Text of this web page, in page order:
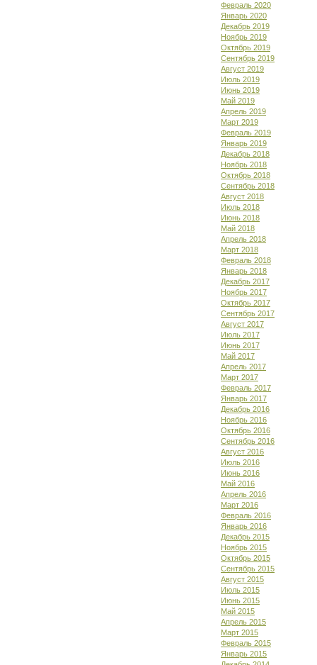
Февраль 2020
Январь 2020
Декабрь 2019
Ноябрь 2019
Октябрь 2019
Сентябрь 2019
Август 2019
Июль 2019
Июнь 2019
Май 2019
Апрель 2019
Март 2019
Февраль 2019
Январь 2019
Декабрь 2018
Ноябрь 2018
Октябрь 2018
Сентябрь 2018
Август 2018
Июль 2018
Июнь 2018
Май 2018
Апрель 2018
Март 2018
Февраль 2018
Январь 2018
Декабрь 2017
Ноябрь 2017
Октябрь 2017
Сентябрь 2017
Август 2017
Июль 2017
Июнь 2017
Май 2017
Апрель 2017
Март 2017
Февраль 2017
Январь 2017
Декабрь 2016
Ноябрь 2016
Октябрь 2016
Сентябрь 2016
Август 2016
Июль 2016
Июнь 2016
Май 2016
Апрель 2016
Март 2016
Февраль 2016
Январь 2016
Декабрь 2015
Ноябрь 2015
Октябрь 2015
Сентябрь 2015
Август 2015
Июль 2015
Июнь 2015
Май 2015
Апрель 2015
Март 2015
Февраль 2015
Январь 2015